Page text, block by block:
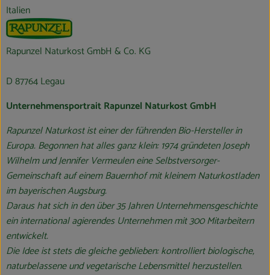
Italien
Rapunzel Naturkost GmbH & Co. KG
D 87764 Legau
Unternehmensportrait Rapunzel Naturkost GmbH
Rapunzel Naturkost ist einer der führenden Bio-Hersteller in
Europa. Begonnen hat alles ganz klein: 1974 gründeten Joseph
Wilhelm und Jennifer Vermeulen eine Selbstversorger-
Gemeinschaft auf einem Bauernhof mit kleinem Naturkostladen
im bayerischen Augsburg.
Daraus hat sich in den über 35 Jahren Unternehmensgeschichte
ein international agierendes Unternehmen mit 300 Mitarbeitern
entwickelt.
Die Idee ist stets die gleiche geblieben: kontrolliert biologische,
naturbelassene und vegetarische Lebensmittel herzustellen.